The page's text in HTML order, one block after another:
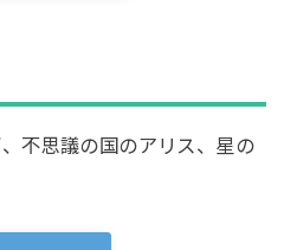
不思議の国のアリス、星の